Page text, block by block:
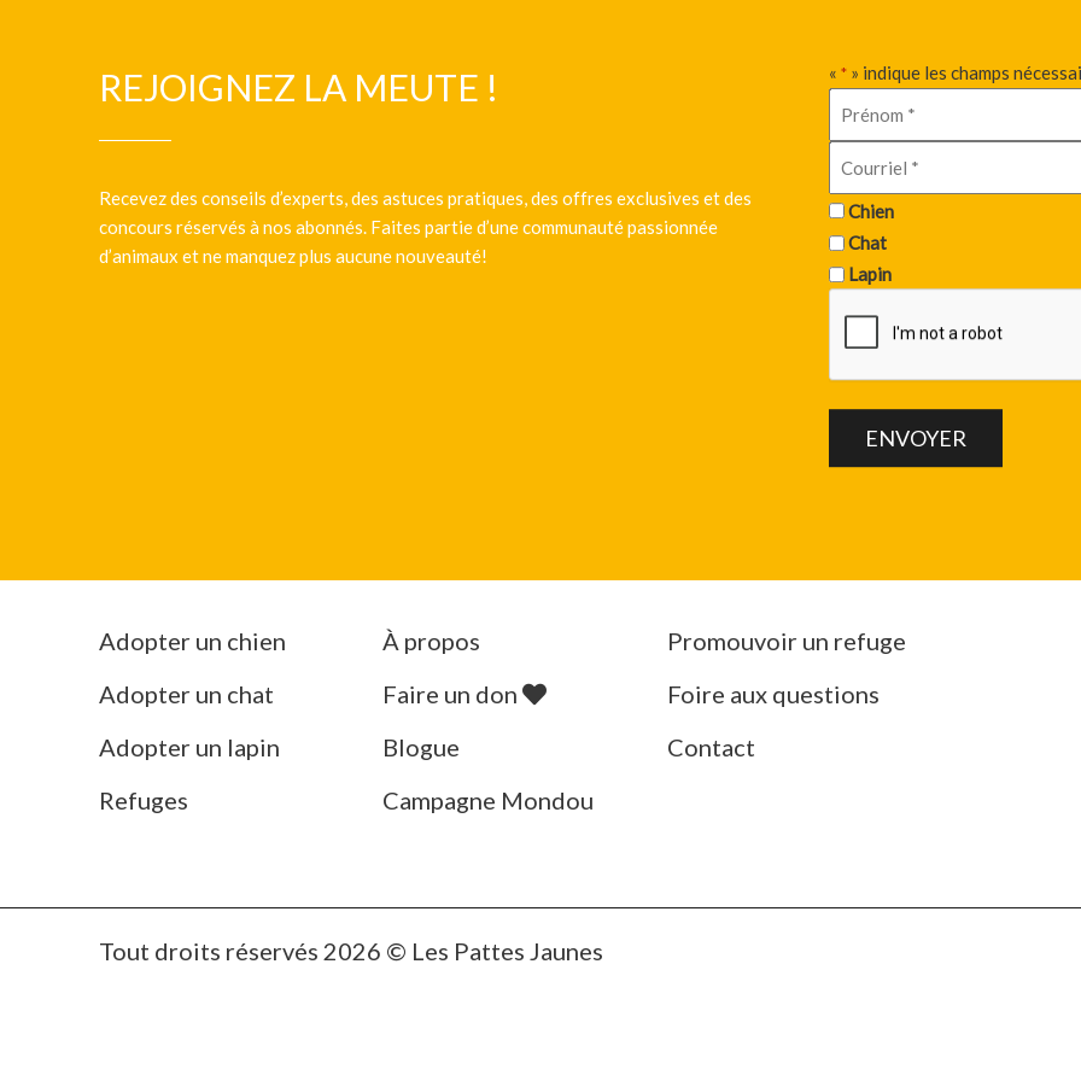
REJOIGNEZ LA MEUTE !
Recevez des conseils d’experts, des astuces pratiques, des offres exclusives et des
concours réservés à nos abonnés. Faites partie d’une communauté passionnée
d’animaux et ne manquez plus aucune nouveauté!
« * » indique les champs
Chien
Chat
Lapin
Adopter un chien
Adopter un chat
Adopter un lapin
Refuges
À propos
Faire un don
Blogue
Campagne Mondou
Promouvoir un refuge
Foire aux questions
Contact
Tout droits réservés 2026 © Les Pattes Jaunes